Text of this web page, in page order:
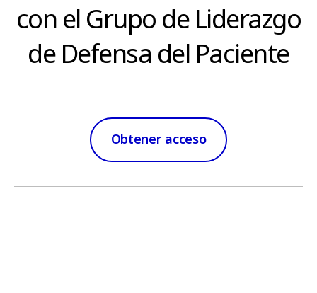
con el Grupo de Liderazgo
de Defensa del Paciente
Obtener acceso